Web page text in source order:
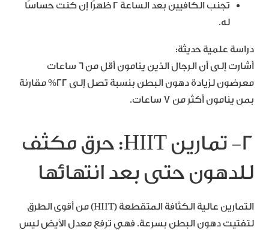
تجنب الكافيين بعد الساعة 2 ظهرًا إن كنت حساسًا
له.
دراسة علمية حديثة:
أشارت إلى أن الرجال الذين ينامون أقل من 6 ساعات
معرضون لزيادة دهون البطن بنسبة تصل إلى 22% مقارنة
بمن ينامون أكثر من 7 ساعات.
2- تمارين HIIT: حرق مكثف
للدهون حتى بعد انتهائها
التمارين عالية الكثافة المتقطعة (HIIT) من أقوى الطرق
لتفتيت دهون البطن بسرعة. فهي ترفع معدل الأيض ليس